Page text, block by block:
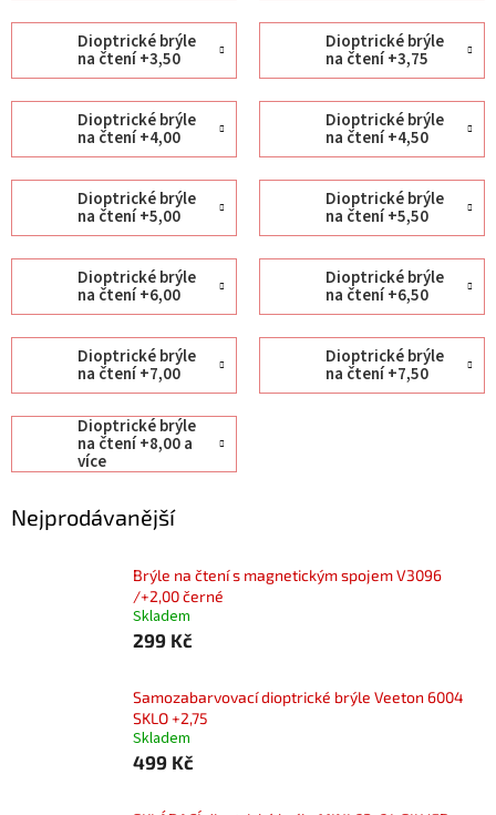
Dioptrické brýle
na čtení +3,50
Dioptrické brýle
na čtení +3,75
Dioptrické brýle
na čtení +4,00
Dioptrické brýle
na čtení +4,50
Dioptrické brýle
na čtení +5,00
Dioptrické brýle
na čtení +5,50
Dioptrické brýle
na čtení +6,00
Dioptrické brýle
na čtení +6,50
Dioptrické brýle
na čtení +7,00
Dioptrické brýle
na čtení +7,50
Dioptrické brýle
na čtení +8,00 a
více
Nejprodávanější
Brýle na čtení s magnetickým spojem V3096
/+2,00 černé
Skladem
299 Kč
Samozabarvovací dioptrické brýle Veeton 6004
SKLO +2,75
Skladem
499 Kč